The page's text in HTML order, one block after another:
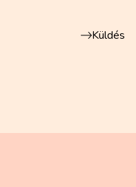
Küldés